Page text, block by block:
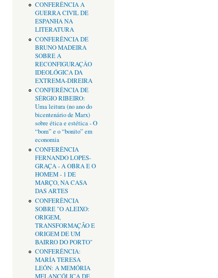
CONFERÊNCIA A
GUERRA CIVIL DE
ESPANHA NA
LITERATURA
CONFERÊNCIA DE
BRUNO MADEIRA
SOBRE A
RECONFIGURAÇÂO
IDEOLÓGICA DA
EXTREMA-DIREIRA
CONFERÊNCIA DE
SÉRGIO RIBEIRO:
Uma leitura (no ano do
bicentenário de Marx)
sobre ética e estética - O
“bom” e o “bonito” em
economia
CONFERÊNCIA
FERNANDO LOPES-
GRAÇA - A OBRA E O
HOMEM - 1 DE
MARÇO, NA CASA
DAS ARTES
CONFERÊNCIA
SOBRE "O ALEIXO:
ORIGEM,
TRANSFORMAÇÃO E
ORIGEM DE UM
BAIRRO DO PORTO"
CONFERÊNCIA:
MARÍA TERESA
LEÓN: A MEMÓRIA
MELANCÓLICA DE